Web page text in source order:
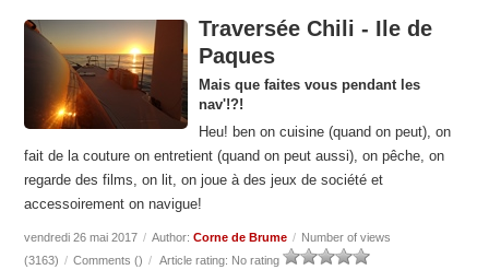
Traversée Chili - Ile de
Paques
Mais que faites vous pendant les
nav'!?!
Heu! ben on cuisine (quand on peut), on
fait de la couture on entretient (quand on peut aussi), on pêche, on
regarde des films, on lit, on joue à des jeux de société et
accessoirement on navigue!
vendredi 26 mai 2017 / Author:Corne de Brume / Number of views
(3163) / Comments () / Article rating: No rating